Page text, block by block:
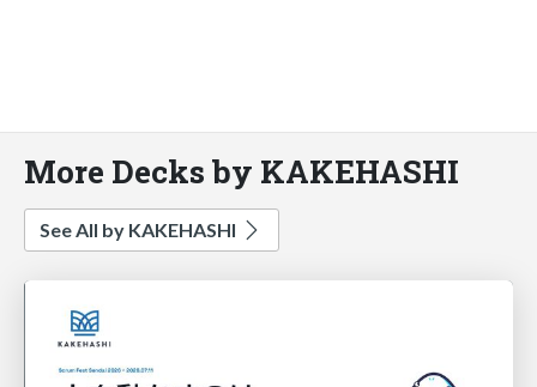
More Decks by KAKEHASHI
See All by KAKEHASHI